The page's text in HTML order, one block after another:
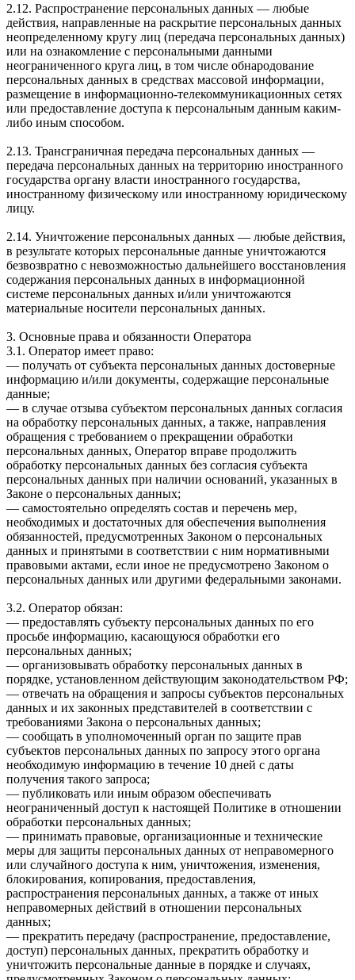
2.12. Распространение персональных данных — любые
действия, направленные на раскрытие персональных данных
неопределенному кругу лиц (передача персональных данных)
или на ознакомление с персональными данными
неограниченного круга лиц, в том числе обнародование
персональных данных в средствах массовой информации,
размещение в информационно-телекоммуникационных сетях
или предоставление доступа к персональным данным каким-
либо иным способом.
2.13. Трансграничная передача персональных данных —
передача персональных данных на территорию иностранного
государства органу власти иностранного государства,
иностранному физическому или иностранному юридическому
лицу.
2.14. Уничтожение персональных данных — любые действия,
в результате которых персональные данные уничтожаются
безвозвратно с невозможностью дальнейшего восстановления
содержания персональных данных в информационной
системе персональных данных и/или уничтожаются
материальные носители персональных данных.
3. Основные права и обязанности Оператора
3.1. Оператор имеет право:
— получать от субъекта персональных данных достоверные
информацию и/или документы, содержащие персональные
данные;
— в случае отзыва субъектом персональных данных согласия
на обработку персональных данных, а также, направления
обращения с требованием о прекращении обработки
персональных данных, Оператор вправе продолжить
обработку персональных данных без согласия субъекта
персональных данных при наличии оснований, указанных в
Законе о персональных данных;
— самостоятельно определять состав и перечень мер,
необходимых и достаточных для обеспечения выполнения
обязанностей, предусмотренных Законом о персональных
данных и принятыми в соответствии с ним нормативными
правовыми актами, если иное не предусмотрено Законом о
персональных данных или другими федеральными законами.
3.2. Оператор обязан:
— предоставлять субъекту персональных данных по его
просьбе информацию, касающуюся обработки его
персональных данных;
— организовывать обработку персональных данных в
порядке, установленном действующим законодательством РФ;
— отвечать на обращения и запросы субъектов персональных
данных и их законных представителей в соответствии с
требованиями Закона о персональных данных;
— сообщать в уполномоченный орган по защите прав
субъектов персональных данных по запросу этого органа
необходимую информацию в течение 10 дней с даты
получения такого запроса;
— публиковать или иным образом обеспечивать
неограниченный доступ к настоящей Политике в отношении
обработки персональных данных;
— принимать правовые, организационные и технические
меры для защиты персональных данных от неправомерного
или случайного доступа к ним, уничтожения, изменения,
блокирования, копирования, предоставления,
распространения персональных данных, а также от иных
неправомерных действий в отношении персональных
данных;
— прекратить передачу (распространение, предоставление,
доступ) персональных данных, прекратить обработку и
уничтожить персональные данные в порядке и случаях,